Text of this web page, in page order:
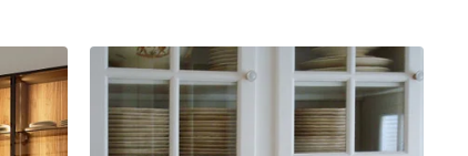
Holzboden und Arbeitsplatte aus Holz in Madrid